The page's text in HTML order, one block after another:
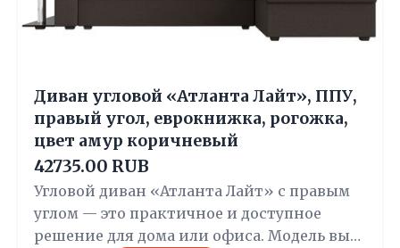
Диван угловой «Атланта Лайт», ППУ,
правый угол, еврокнижка, рогожка,
цвет амур коричневый
42735.00 RUB
Угловой диван «Атланта Лайт» с правым
углом — это практичное и доступное
решение для дома или офиса. Модель вы…